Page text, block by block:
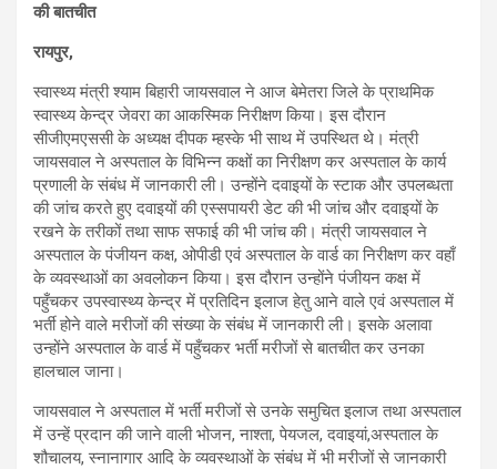
की बातचीत
रायपुर,
स्वास्थ्य मंत्री श्याम बिहारी जायसवाल ने आज बेमेतरा जिले के प्राथमिक
स्वास्थ्य केन्द्र जेवरा का आकस्मिक निरीक्षण किया। इस दौरान
सीजीएमएससी के अध्यक्ष दीपक म्हस्के भी साथ में उपस्थित थे। मंत्री
जायसवाल ने अस्पताल के विभिन्न कक्षों का निरीक्षण कर अस्पताल के कार्य
प्रणाली के संबंध में जानकारी ली। उन्होंने दवाइयों के स्टाक और उपलब्धता
की जांच करते हुए दवाइयों की एस्सपायरी डेट की भी जांच और दवाइयों के
रखने के तरीकों तथा साफ सफाई की भी जांच की। मंत्री जायसवाल ने
अस्पताल के पंजीयन कक्ष, ओपीडी एवं अस्पताल के वार्ड का निरीक्षण कर वहाँ
के व्यवस्थाओं का अवलोकन किया। इस दौरान उन्होंने पंजीयन कक्ष में
पहुँचकर उपस्वास्थ्य केन्द्र में प्रतिदिन इलाज हेतु आने वाले एवं अस्पताल में
भर्ती होने वाले मरीजों की संख्या के संबंध में जानकारी ली। इसके अलावा
उन्होंने अस्पताल के वार्ड में पहुँचकर भर्ती मरीजों से बातचीत कर उनका
हालचाल जाना।
जायसवाल ने अस्पताल में भर्ती मरीजों से उनके समुचित इलाज तथा अस्पताल
में उन्हें प्रदान की जाने वाली भोजन, नाश्ता, पेयजल, दवाइयां,अस्पताल के
शौचालय, स्नानागार आदि के व्यवस्थाओं के संबंध में भी मरीजों से जानकारी